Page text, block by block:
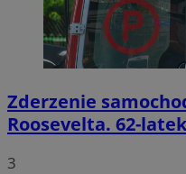
Zderzenie
Roosevelta. 62-
3